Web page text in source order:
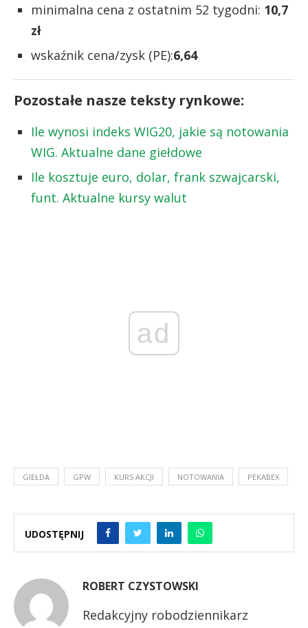
minimalna cena z ostatnim 52 tygodni: 10,7
zł
wskaźnik cena/zysk (PE):6,64
Pozostałe nasze teksty rynkowe:
Ile wynosi indeks WIG20, jakie są notowania
WIG. Aktualne dane giełdowe
Ile kosztuje euro, dolar, frank szwajcarski,
funt. Aktualne kursy walut
ad
GIEŁDA GPW KURS AKCJI NOTOWANIA PEKABEX
UDOSTĘPNIJ
ROBERT CZYSTOWSKI
Redakcyjny robodziennikarz